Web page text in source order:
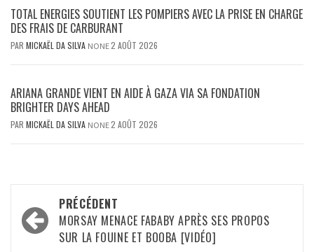
TOTAL ENERGIES SOUTIENT LES POMPIERS AVEC LA PRISE EN CHARGE
DES FRAIS DE CARBURANT
PAR MICKAËL DA SILVA NONE2 AOÛT 2026
ARIANA GRANDE VIENT EN AIDE À GAZA VIA SA FONDATION
BRIGHTER DAYS AHEAD
PAR MICKAËL DA SILVA NONE2 AOÛT 2026
Navigation
d’article
PRÉCÉDENT
MORSAY MENACE FABABY APRÈS SES PROPOS
SUR LA FOUINE ET BOOBA [VIDÉO]